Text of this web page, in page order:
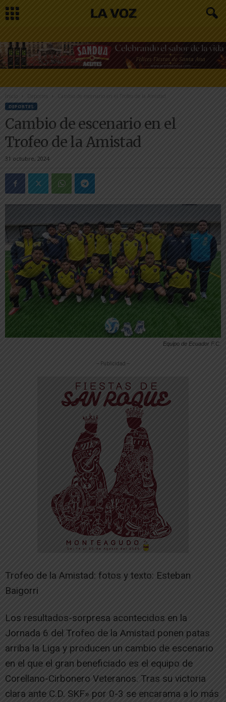
Inicio Cambio de escenario en el Trofeo de la Amistad
DEPORTES
Cambio de escenario en el
Trofeo de la Amistad
31 octubre, 2024
Equipo de Ecuador F.C.
-- Publicidad --
Trofeo de la Amistad: fotos y texto: Esteban
Baigorri
Los resultados-sorpresa acontecidos en la
Jornada 6 del Trofeo de la Amistad ponen patas
arriba la Liga y producen un cambio de escenario
en el que el gran beneficiado es el equipo de
Corellano-Cirbonero Veteranos. Tras su victoria
clara ante C.D. SKF» por 0-3 se encarama a lo más